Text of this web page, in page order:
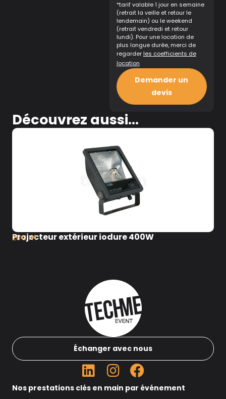
*tarif valable 1 jour en semaine
(retrait la veille et retour le
lendemain) ou le weekend
(retrait vendredi et retour
lundi). Pour une location de
plus longue durée, merci de
regarder les coefficients de
location
Demander un
devis
Découvrez aussi...
Projecteur extérieur iodure 400W
20€ HT
Échanger avec nous
Nos prestations clés en main par événement